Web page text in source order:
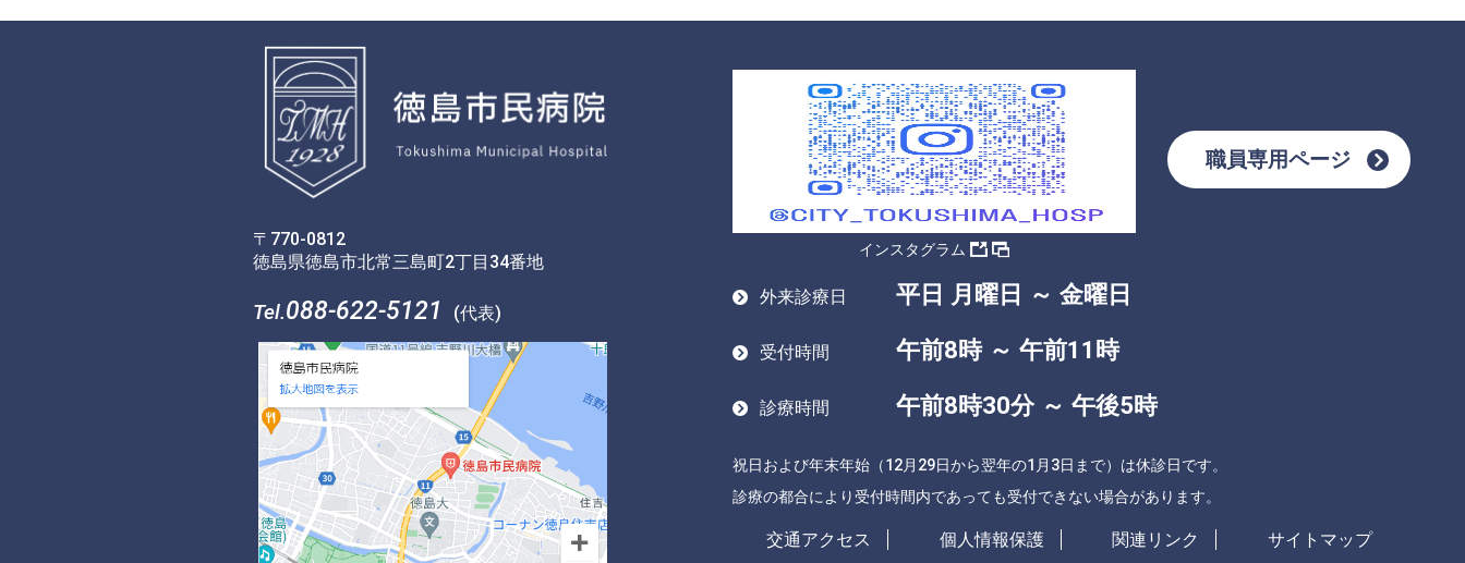
〒770-0812
徳島県徳島市北常三島町2丁目34番地
Tel.088-622-5121 (代表)
インスタグラム
職員専用ページ
外来診療日 平日 月曜日 ～ 金曜日
受付時間 午前8時 ～ 午前11時
診療時間 午前8時30分 ～ 午後5時
祝日および年末年始（12月29日から翌年の1月3日まで）は休診日です。
診療の都合により受付時間内であっても受付できない場合があります。
交通アクセス 個人情報保護 関連リンク サイトマップ